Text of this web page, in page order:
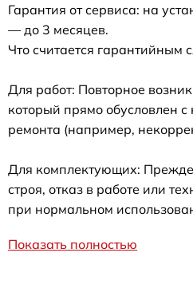
Гарантия от сервиса: на
— до 3 месяцев.
Что считается гарантийным
Для работ: Повторное
который прямо обусловлен
ремонта (например,
Для комплектующих:
строя, отказ в работе или
при нормальном
Показать полностью